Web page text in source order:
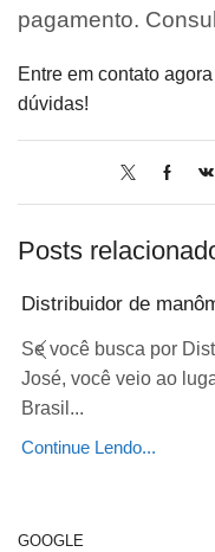
pagamento.
Entre em contato
dúvidas!
Posts
Distribuidor de
Se você busca por
José, você veio ao
Brasil...
Continue Lendo...
GOOGLE